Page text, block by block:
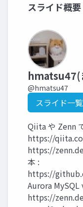
スライド概要
hmatsu47(
@hmatsu47
スライド一覧
Qiita や Zenn
https://
https://
本 :
https://
Aurora
https://